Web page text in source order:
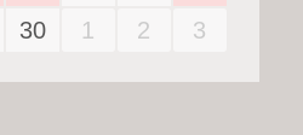
30 1 2 3